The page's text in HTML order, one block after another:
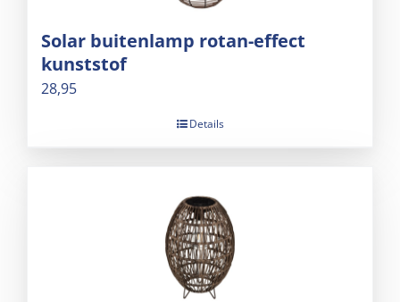
Solar buitenlamp rotan-effect
kunststof
28,95
Details